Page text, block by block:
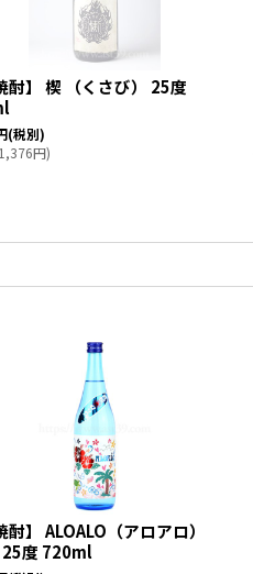
酎】 楔 （くさび） 25度
(税別)
1,376円)
酎】 ALOALO（アロアロ）
度 720ml